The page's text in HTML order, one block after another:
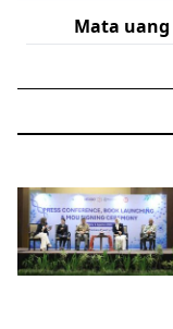
Mata uang